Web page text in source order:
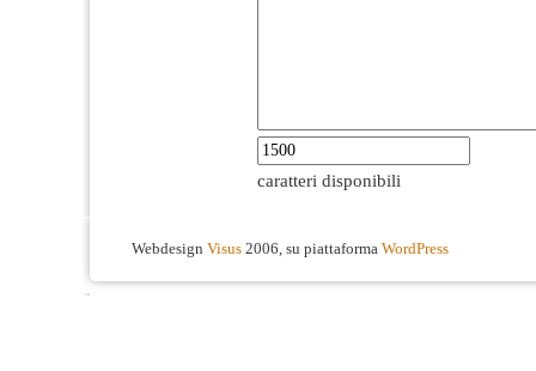
caratteri disponibili
Webdesign Visus 2006, su piattaforma WordPress